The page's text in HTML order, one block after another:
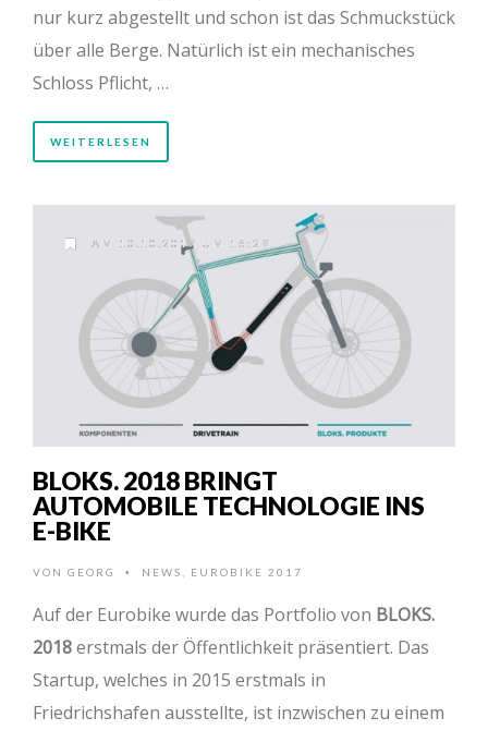
nur kurz abgestellt und schon ist das Schmuckstück
über alle Berge. Natürlich ist ein mechanisches
Schloss Pflicht, …
WEITERLESEN
AM 10.10.2017 UM 16:29
BLOKS. 2018 BRINGT
AUTOMOBILE TECHNOLOGIE INS
E-BIKE
VON GEORG • NEWS EUROBIKE 2017
Auf der Eurobike wurde das Portfolio von BLOKS.
2018erstmals der Öffentlichkeit präsentiert. Das
Startup, welches in 2015 erstmals in
Friedrichshafen ausstellte, ist inzwischen zu einem